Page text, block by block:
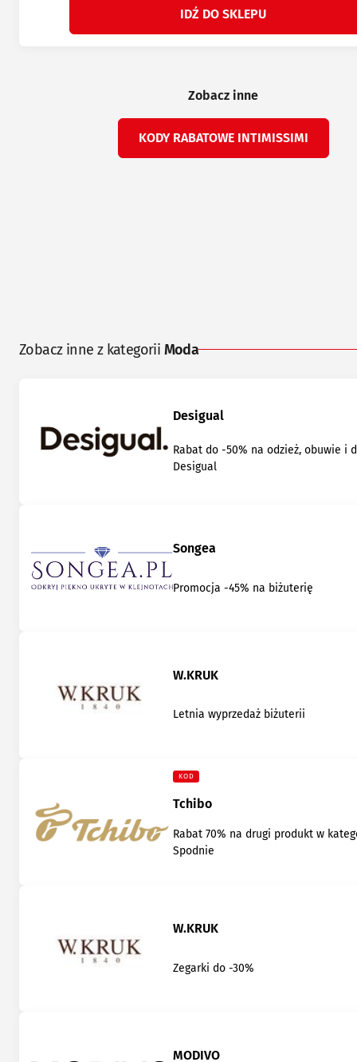
IDŹ DO SKLEPU
Zobacz inne
KODY RABATOWE INTIMISSIMI
Zobacz inne z kategorii Moda
Desigual
Rabat do -50% na odzież, obuwie i
Desigual
Songea
Promocja -45% na biżuterię
W.KRUK
Letnia wyprzedaż biżuterii
KOD
Tchibo
Rabat 70% na drugi produkt w
Spodnie
W.KRUK
Zegarki do -30%
MODIVO